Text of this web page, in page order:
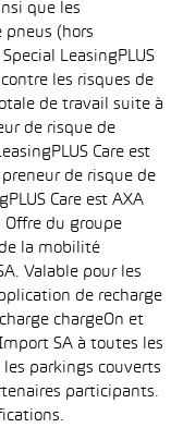
que les
pneus (hors
LeasingPLUS
les risques de
de travail suite à
de risque de
Care est
preneur de risque de
Care est AXA
Offre du groupe
la mobilité
Valable pour les
de recharge
chargeOn et
SA à toutes les
parkings couverts
participants.